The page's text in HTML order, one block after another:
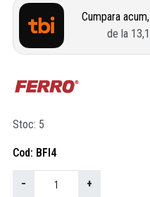
Cumpara
de la
Stoc 5
Cod BFI4
− +